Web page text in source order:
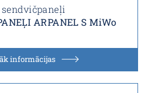
ARPANEL S MiWo
informācijas